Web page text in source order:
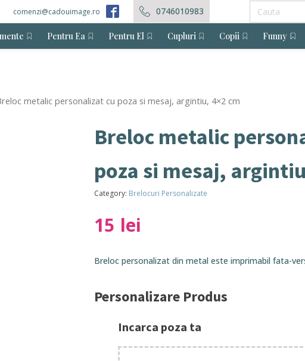
comenzi@cadouimage.ro 0746010983
Pentru Ea Pentru El Cupluri Copii Funny
metalic personalizat cu poza si mesaj, argintiu, 4×2 cm
Breloc metalic
poza si mesaj,
Category: Brelocuri Personalizate
15 lei
Breloc personalizat din metal este imprimabil fata-
Personalizare Produs
Incarca poza ta